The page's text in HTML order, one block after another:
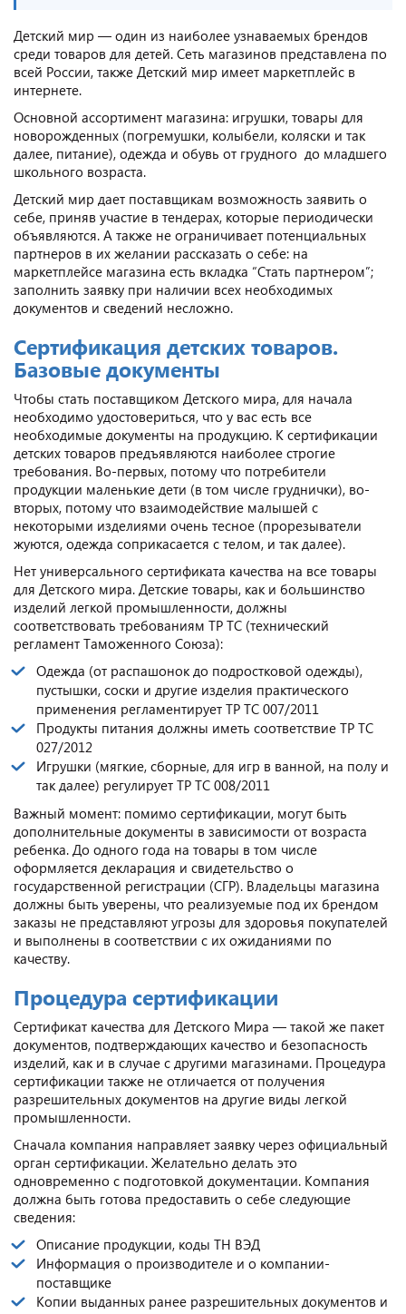
Детский мир — один из наиболее узнаваемых брендов
среди товаров для детей. Сеть магазинов представлена по
всей России, также Детский мир имеет маркетплейс в
интернете.
Основной ассортимент магазина: игрушки, товары для
новорожденных (погремушки, колыбели, коляски и так
далее, питание), одежда и обувь от грудного до младшего
школьного возраста.
Детский мир дает поставщикам возможность заявить о
себе, приняв участие в тендерах, которые периодически
объявляются. А также не ограничивает потенциальных
партнеров в их желании рассказать о себе: на
маркетплейсе магазина есть вкладка “Стать партнером”;
заполнить заявку при наличии всех необходимых
документов и сведений несложно.
Сертификация детских товаров.
Базовые документы
Чтобы стать поставщиком Детского мира, для начала
необходимо удостовериться, что у вас есть все
необходимые документы на продукцию. К сертификации
детских товаров предъявляются наиболее строгие
требования. Во-первых, потому что потребители
продукции маленькие дети (в том числе груднички), во-
вторых, потому что взаимодействие малышей с
некоторыми изделиями очень тесное (прорезыватели
жуются, одежда соприкасается с телом, и так далее).
Нет универсального сертификата качества на все товары
для Детского мира. Детские товары, как и большинство
изделий легкой промышленности, должны
соответствовать требованиям ТР ТС (технический
регламент Таможенного Союза):
Одежда (от распашонок до подростковой одежды),
пустышки, соски и другие изделия практического
применения регламентирует ТР ТС 007/2011
Продукты питания должны иметь соответствие ТР ТС
027/2012
Игрушки (мягкие, сборные, для игр в ванной, на полу и
так далее) регулирует ТР ТС 008/2011
Важный момент: помимо сертификации, могут быть
дополнительные документы в зависимости от возраста
ребенка. До одного года на товары в том числе
оформляется декларация и свидетельство о
государственной регистрации (СГР). Владельцы магазина
должны быть уверены, что реализуемые под их брендом
заказы не представляют угрозы для здоровья покупателей
и выполнены в соответствии с их ожиданиями по
качеству.
Процедура сертификации
Сертификат качества для Детского Мира — такой же пакет
документов, подтверждающих качество и безопасность
изделий, как и в случае с другими магазинами. Процедура
сертификации также не отличается от получения
разрешительных документов на другие виды легкой
промышленности.
Сначала компания направляет заявку через официальный
орган сертификации. Желательно делать это
одновременно с подготовкой документации. Компания
должна быть готова предоставить о себе следующие
сведения:
Описание продукции, коды ТН ВЭД
Информация о производителе и о компании-
поставщике
Копии выданных ранее разрешительных документов и